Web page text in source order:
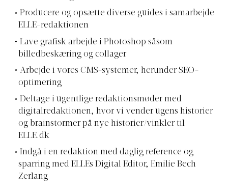
Producere og opsætte diverse guides i samarbejde
ELLE-redaktionen
Lave grafisk arbejde i Photoshop såsom
billedbeskæring og collager
Arbejde i vores CMS-systemer, herunder SEO-
optimering
Deltage i ugentlige redaktionsmøder med
digitalredaktionen, hvor vi vender ugens historier
og brainstormer på nye historier/vinkler til
ELLE.dk
Indgå i en redaktion med daglig reference og
sparring med ELLEs Digital Editor, Emilie Bech
Zerlang